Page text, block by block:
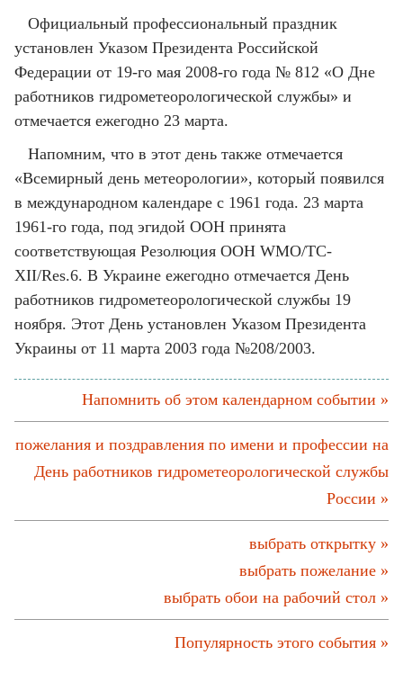
Официальный профессиональный праздник
установлен Указом Президента Российской
Федерации от 19-го мая 2008-го года № 812 «О Дне
работников гидрометеорологической службы» и
отмечается ежегодно 23 марта.
Напомним, что в этот день также отмечается
«Всемирный день метеорологии», который появился
в международном календаре с 1961 года. 23 марта
1961-го года, под эгидой ООН принята
соответствующая Резолюция ООН WMO/TC-
XII/Res.6. В Украине ежегодно отмечается День
работников гидрометеорологической службы 19
ноября. Этот День установлен Указом Президента
Украины от 11 марта 2003 года №208/2003.
Напомнить об этом календарном событии »
пожелания и поздравления по имени и профессии на
День работников гидрометеорологической службы
России »
выбрать открытку »
выбрать пожелание »
выбрать обои на рабочий стол »
Популярность этого события »